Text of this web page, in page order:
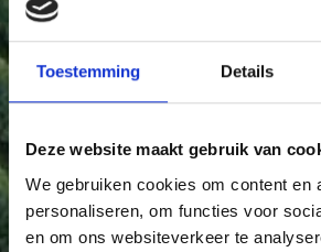
Toestemming Details
Deze website maakt gebruik van
We gebruiken cookies om content en
personaliseren, om functies voor
en om ons websiteverkeer te